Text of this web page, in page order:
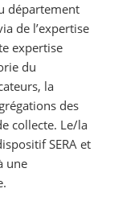
département
de l’expertise
expertise
du
la
des
collecte. Le/la
SERA et
une